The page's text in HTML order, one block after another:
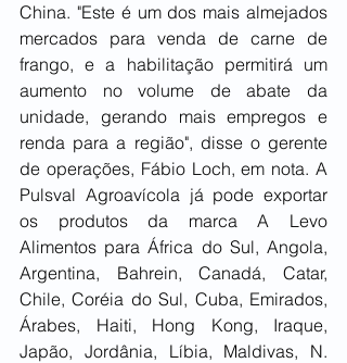
China. "Este é um dos mais almejados
mercados para venda de carne de
frango, e a habilitação permitirá um
aumento no volume de abate da
unidade, gerando mais empregos e
renda para a região", disse o gerente
de operações, Fábio Loch, em nota. A
Pulsval Agroavícola já pode exportar
os produtos da marca A Levo
Alimentos para África do Sul, Angola,
Argentina, Bahrein, Canadá, Catar,
Chile, Coréia do Sul, Cuba, Emirados,
Árabes, Haiti, Hong Kong, Iraque,
Japão, Jordânia, Líbia, Maldivas, N.